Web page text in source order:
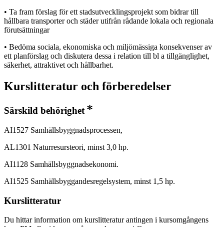
• Ta fram förslag för ett stadsutvecklingsprojekt som bidrar till
hållbara transporter och städer utifrån rådande lokala och regionala
förutsättningar
• Bedöma sociala, ekonomiska och miljömässiga konsekvenser av
ett planförslag och diskutera dessa i relation till bl a tillgänglighet,
säkerhet, attraktivet och hållbarhet.
Kurslitteratur och förberedelser
Särskild behörighet
AI1527 Samhällsbyggnadsprocessen,
AL1301 Naturresursteori, minst 3,0 hp.
AI1128 Samhällsbyggnadsekonomi.
AI1525 Samhällsbyggandesregelsystem, minst 1,5 hp.
Kurslitteratur
Du hittar information om kurslitteratur antingen i kursomgångens